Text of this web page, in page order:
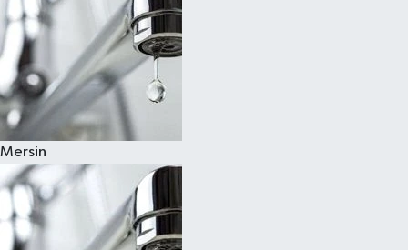
Mersin